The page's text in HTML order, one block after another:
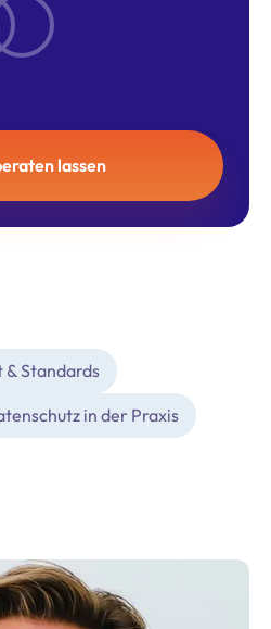
lassen
Standards
in der Praxis